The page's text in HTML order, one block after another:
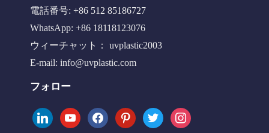
電話番号: +86 512 85186727
WhatsApp: +86 18118123076
ウィーチャット： uvplastic2003
E-mail: info@uvplastic.com
フォロー
linkedinyoutubefacebookpinteresttwitter instagram